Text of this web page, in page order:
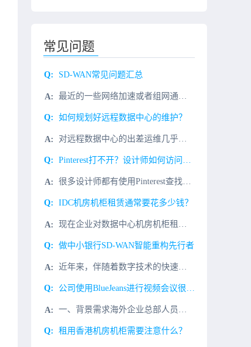
常见问题
SD-WAN常见问题汇总
最近的一些网络加速或者组网通讯项目中，经常会有SD-WAN组网优化，因此SD-WAN到底是什么？有什么用用处？为什么类型的客户提供哪些价值？因此，小编针对大家的一些问题，特地做一次汇总,那我们一起往下
​如何规划好远程数据中心的维护？
对远程数据中心的出差运维几乎总是会受到工作进度的限制，因此其成败往往决定于你是否有良好的组织、计划，聘请的管理人员是否有这方面的经验，这篇文章中有一些技巧有助于确保你的下一个远程数据中心的维护是否成功
Pinterest打不开？设计师如何访问Pinterest呢？
很多设计师都有使用Pinterest查找素材寻找灵感的习惯，经常会遇到打不开或者打开慢的情况，可以说算得上是设计界共同面临的问题。但是不少设计师出于工作或学习需求仍需访问Pinterest。为什么Pi
IDC机房机柜租赁通常要花多少钱？
现在企业对数据中心机房机柜租赁的需求日益增长。今天就给大家科普一下机柜租赁的费用，帮助一些想要租赁机柜的粉丝们。了解这些因素也可以帮助企业做出明智的决策。首先影响机柜租赁价格的主要因素：地理位置： 机
做中小银行SD-WAN智能重构先行者
近年来，伴随着数字技术的快速发展，银行业持续深耕金融科技领域，创新产品和服务，高质量推进金融数字化转型。如今，基于金融创新的数字化转型成为整个行业的“新基建”，人工智能、大数据、云计算、物联网与金融科
公司使用BlueJeans进行视频会议很卡很慢怎么解决？
一、背景需求海外企业总部人员外出需要和分支移动办公BlueJeans视频会议协同办公视频会议，国内同事BlueJeans视频会议打开很慢，经常视频会议发送失败，希望用BlueJeans视频会议统一办公
租用香港机房机柜需要注意什么？